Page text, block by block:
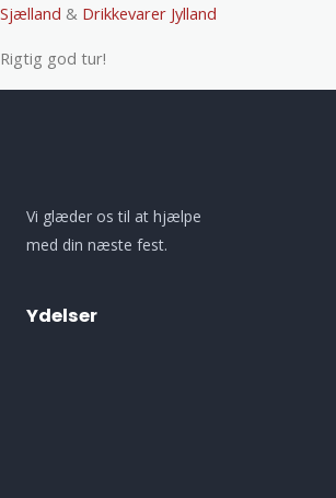
Sjælland & Drikkevarer Jylland
Rigtig god tur!
Vi glæder os til at hjælpe
med din næste fest.
Ydelser